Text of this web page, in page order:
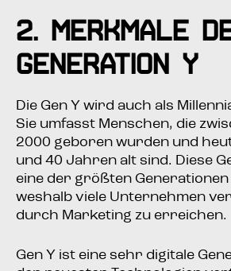
2. Merk­ma­le
Gene­ra­ti­on Y
Die Gen Y wird auch als
Sie umfasst Men­schen, die
2000 gebo­ren wur­den und
und 40 Jah­ren alt sind. Die­se
eine der größ­ten Gene­ra­tio­nen
wes­halb vie­le Unter­neh­men
durch Mar­ke­ting zu erreichen.
Gen Y ist eine sehr digi­ta­le